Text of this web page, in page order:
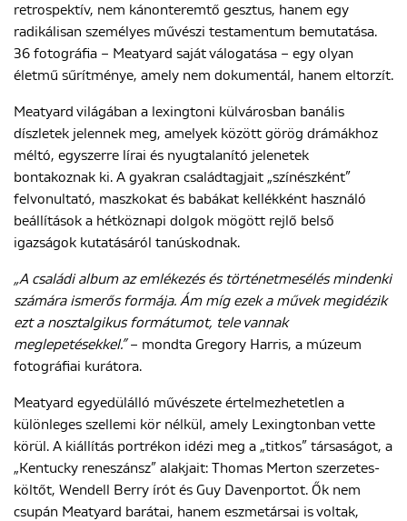
retrospektív, nem kánonteremtő gesztus, hanem egy
radikálisan személyes művészi testamentum bemutatása.
36 fotográfia – Meatyard saját válogatása – egy olyan
életmű sűrítménye, amely nem dokumentál, hanem eltorzít.
Meatyard világában a lexingtoni külvárosban banális
díszletek jelennek meg, amelyek között görög drámákhoz
méltó, egyszerre lírai és nyugtalanító jelenetek
bontakoznak ki. A gyakran családtagjait „színészként”
felvonultató, maszkokat és babákat kellékként használó
beállítások a hétköznapi dolgok mögött rejlő belső
igazságok kutatásáról tanúskodnak.
„A családi album az emlékezés és történetmesélés mindenki
számára ismerős formája. Ám míg ezek a művek megidézik
ezt a nosztalgikus formátumot, tele vannak
meglepetésekkel.”– mondta Gregory Harris, a múzeum
fotográfiai kurátora.
Meatyard egyedülálló művészete értelmezhetetlen a
különleges szellemi kör nélkül, amely Lexingtonban vette
körül. A kiállítás portrékon idézi meg a „titkos” társaságot, a
„Kentucky reneszánsz” alakjait: Thomas Merton szerzetes-
költőt, Wendell Berry írót és Guy Davenportot. Ők nem
csupán Meatyard barátai, hanem eszmetársai is voltak,